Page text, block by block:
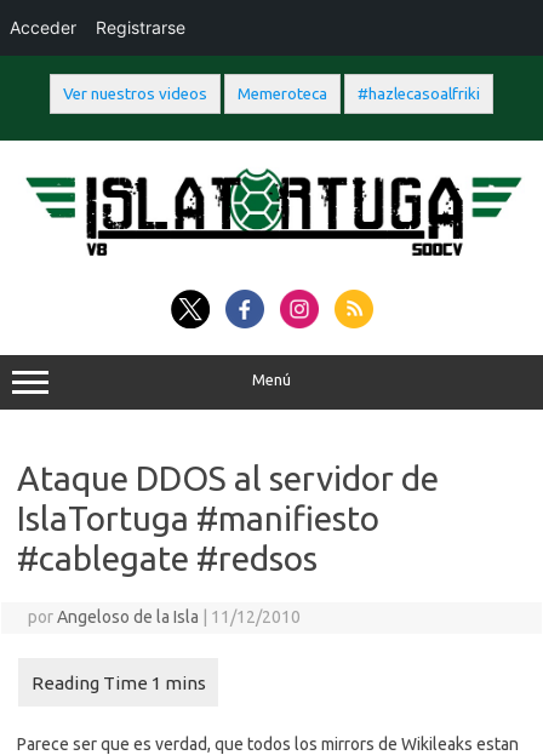
Ver nuestros videos Memeroteca #hazlecasoalfriki
contenido
Menú
Ataque DDOS al servidor de
IslaTortuga #manifiesto
#cablegate #redsos
porAngeloso de la Isla 11/12/2010
Parece ser que es verdad, que todos los mirrors de Wikileaks estan
Acceder Registrarse